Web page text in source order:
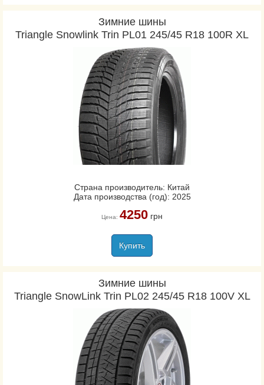
Зимние шины
Triangle Snowlink Trin PL01 245/45 R18 100R XL
Страна производитель: Китай
Дата производства (год): 2025
Цена: 4250грн
Купить
Зимние шины
Triangle SnowLink Trin PL02 245/45 R18 100V XL